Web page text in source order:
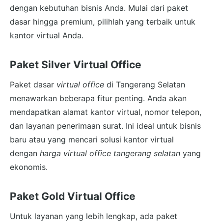
dengan kebutuhan bisnis Anda. Mulai dari paket
dasar hingga premium, pilihlah yang terbaik untuk
kantor virtual Anda.
Paket Silver Virtual Office
Paket dasar virtual office di Tangerang Selatan
menawarkan beberapa fitur penting. Anda akan
mendapatkan alamat kantor virtual, nomor telepon,
dan layanan penerimaan surat. Ini ideal untuk bisnis
baru atau yang mencari solusi kantor virtual
dengan harga virtual office tangerang selatan yang
ekonomis.
Paket Gold Virtual Office
Untuk layanan yang lebih lengkap, ada paket